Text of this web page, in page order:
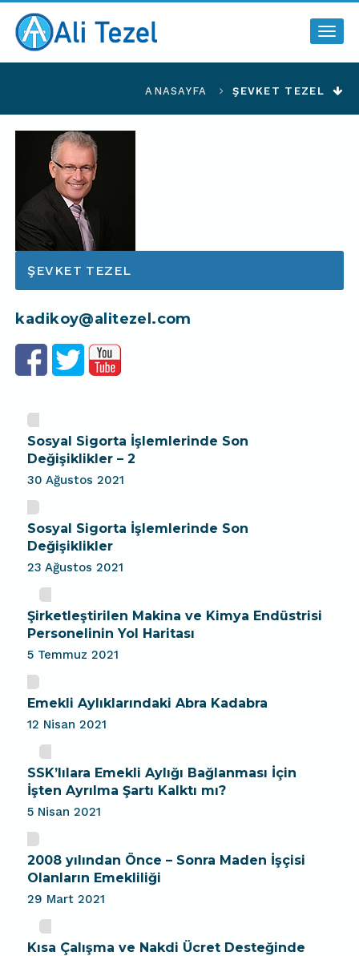
ANASAYFA ŞEVKET TEZEL
ŞEVKET TEZEL
kadikoy@alitezel.com
Sosyal Sigorta İşlemlerinde Son
Değişiklikler – 2
30 Ağustos 2021
Sosyal Sigorta İşlemlerinde Son
Değişiklikler
23 Ağustos 2021
Şirketleştirilen Makina ve Kimya Endüstrisi
Personelinin Yol Haritası
5 Temmuz 2021
Emekli Aylıklarındaki Abra Kadabra
12 Nisan 2021
SSK’lılara Emekli Aylığı Bağlanması İçin
İşten Ayrılma Şartı Kalktı mı?
5 Nisan 2021
2008 yılından Önce – Sonra Maden İşçisi
Olanların Emekliliği
29 Mart 2021
Kısa Çalışma ve Nakdi Ücret Desteğinde